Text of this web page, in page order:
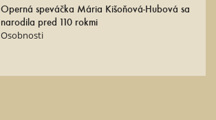
Operná speváčka Mária Kišoňová-Hubová sa
narodila pred 110 rokmi
Osobnosti